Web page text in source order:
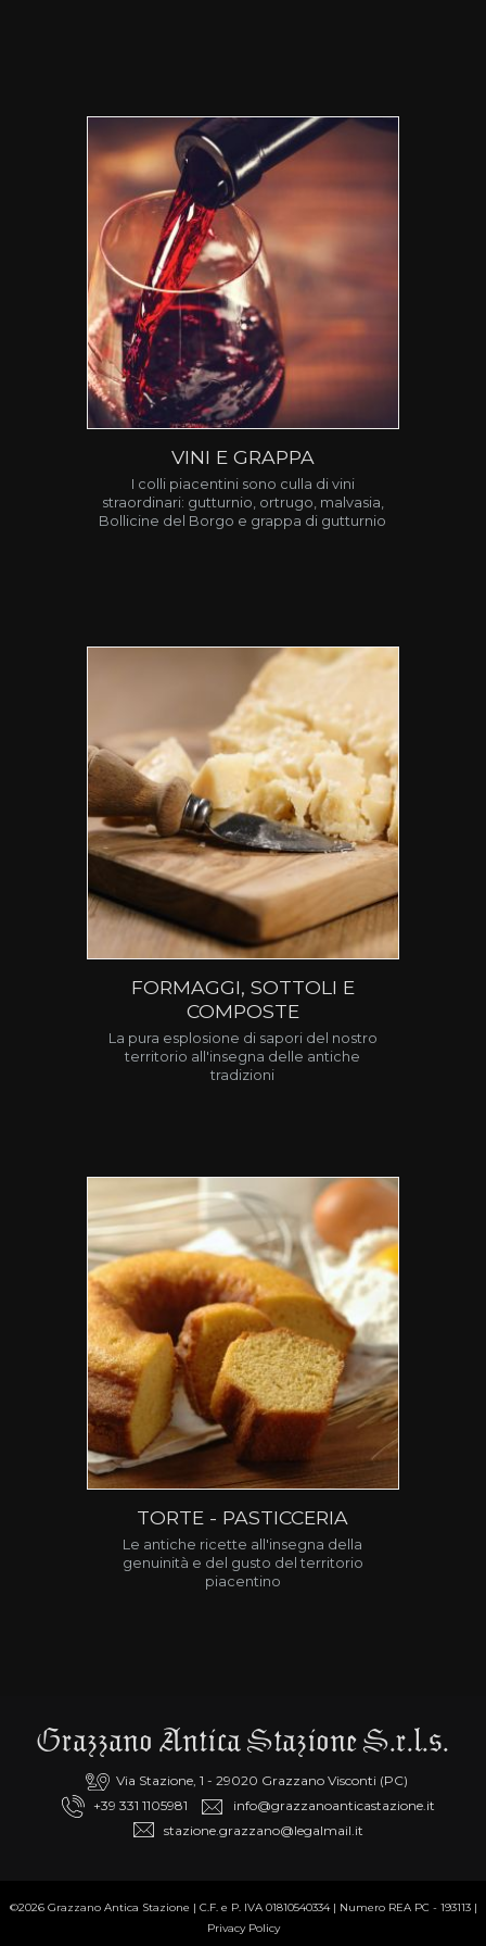
VINI E GRAPPA
I colli piacentini sono culla di vini
straordinari: gutturnio, ortrugo, malvasia,
Bollicine del Borgo e grappa di gutturnio
FORMAGGI, SOTTOLI E
COMPOSTE
La pura esplosione di sapori del nostro
territorio all'insegna delle antiche
tradizioni
TORTE - PASTICCERIA
Le antiche ricette all'insegna della
genuinità e del gusto del territorio
piacentino
Grazzano Antica Stazione S.r.l.s.
Via Stazione, 1 - 29020 Grazzano Visconti (PC)
+39 331 1105981
info@grazzanoanticastazione.it
stazione.grazzano@legalmail.it
©2026 Grazzano Antica Stazione | C.F. e P. IVA 01810540334 | Numero REA PC - 193113 |
Privacy Policy